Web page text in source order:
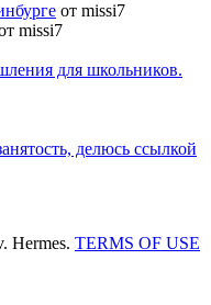
от missi7
missi7
для школьников.
делюсь ссылкой
Hermes. TERMS OF USE